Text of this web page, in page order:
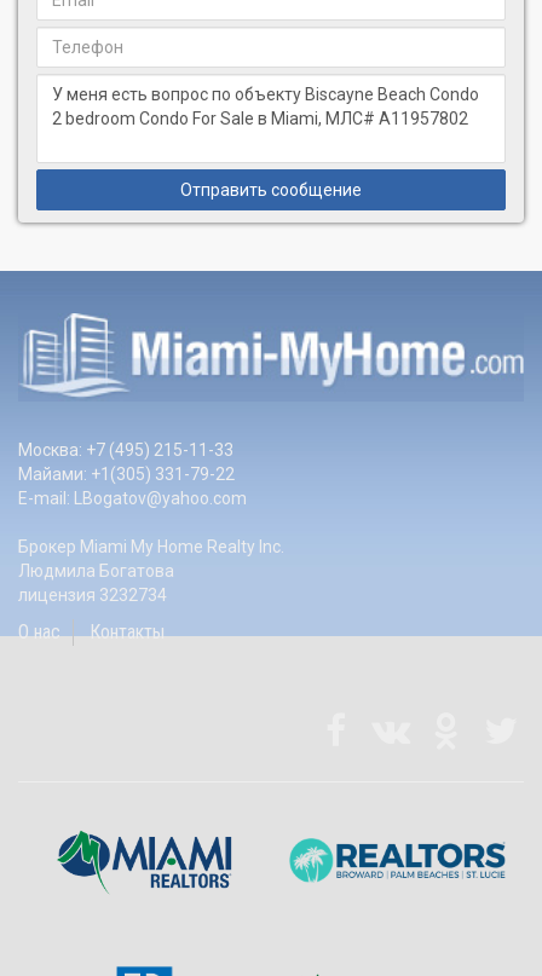
Отправить сообщение
Москва: +7 (495) 215-11-33
Майами: +1(305) 331-79-22
E-mail: LBogatov@yahoo.com
Брокер Miami My Home Realty Inc.
Людмила Богатова
лицензия 3232734
О нас Контакты